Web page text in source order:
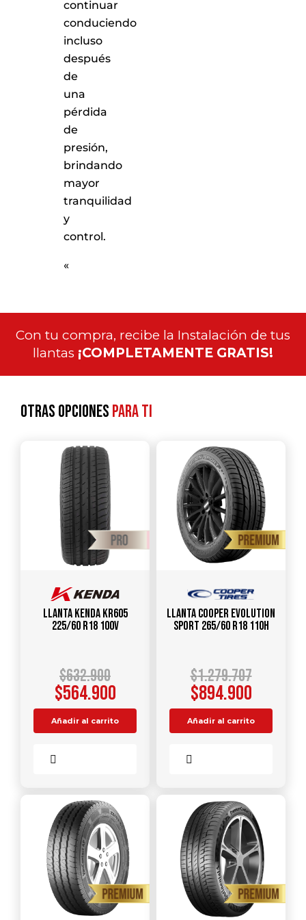
continuar
conduciendo
incluso
después
de
una
pérdida
de
presión,
brindando
mayor
tranquilidad
y
control.
«
Con tu compra, recibe la Instalación de tus
llantas ¡COMPLETAMENTE GRATIS!
Otras opcionespara ti
Llanta KENDA KR605
225/60 R18 100V
$632.900
$564.900
Añadir al carrito
Llanta COOPER EVOLUTION
SPORT 265/60 R18 110H
$1.279.707
$894.900
Añadir al carrito